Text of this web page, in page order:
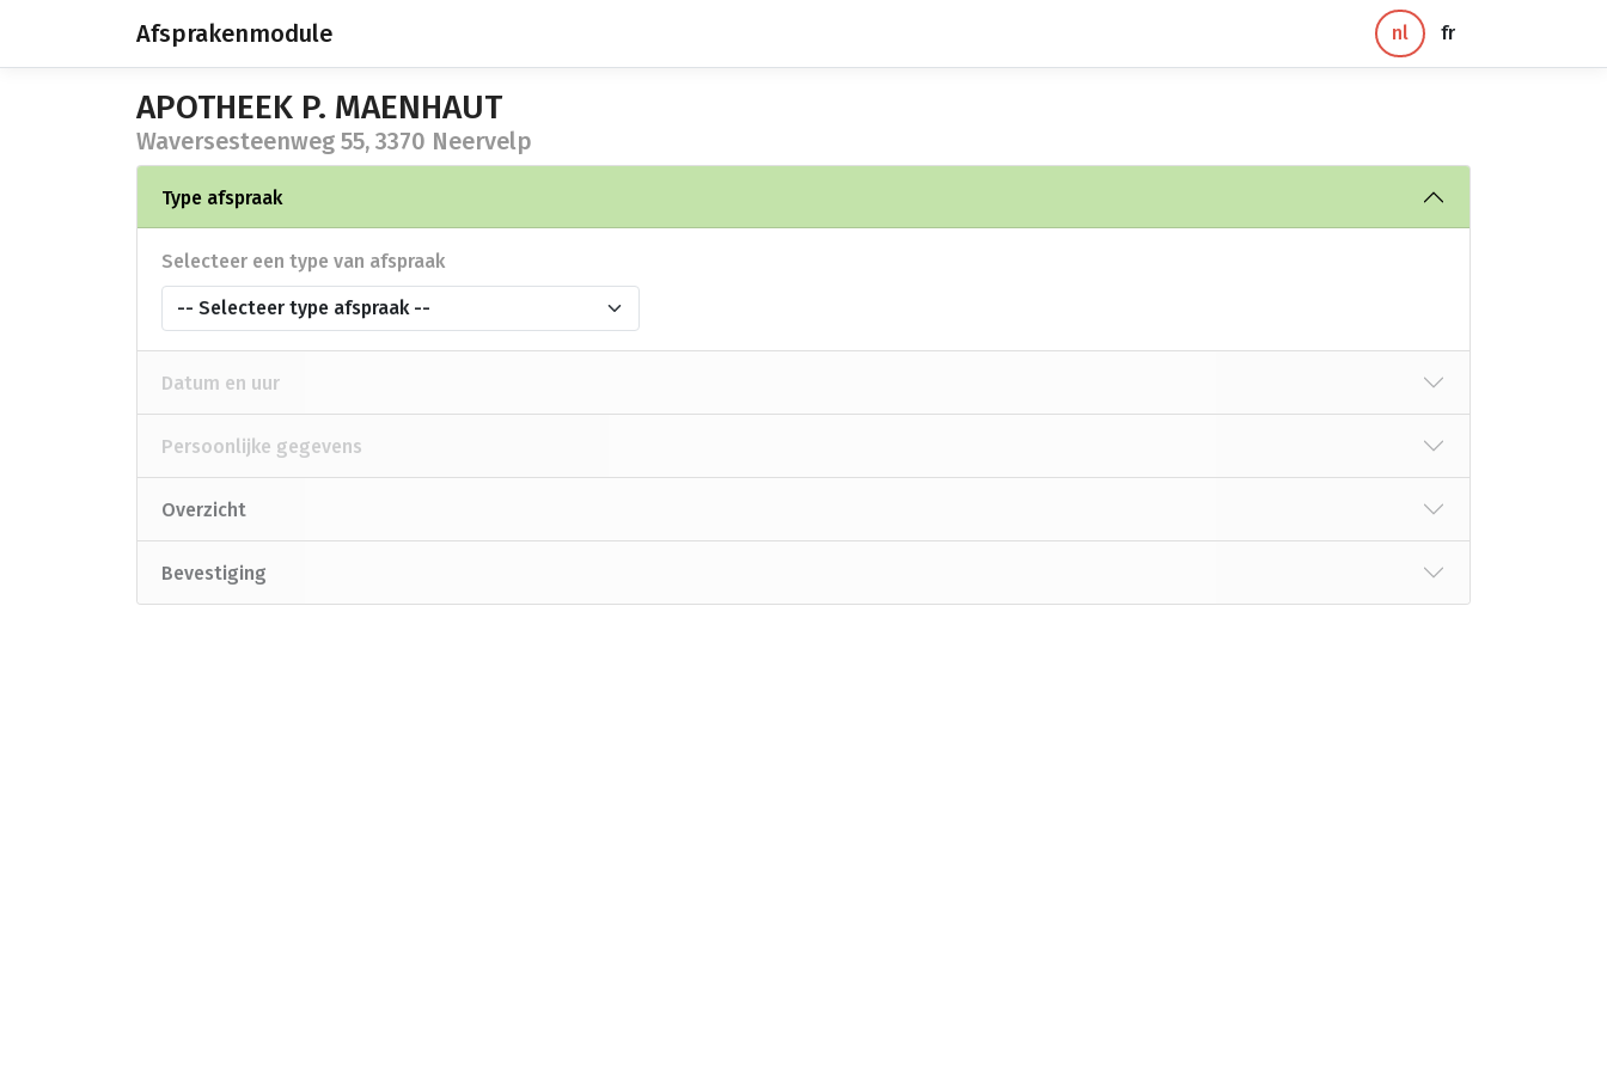
Afsprakenmodule nl fr
APOTHEEK P. MAENHAUT
Waversesteenweg 55, 3370 Neervelp
Type afspraak
Selecteer een type van afspraak
-- Selecteer type afspraak --
Datum en uur
Persoonlijke gegevens
Overzicht
Bevestiging